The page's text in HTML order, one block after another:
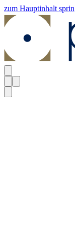
zum Hauptinhalt